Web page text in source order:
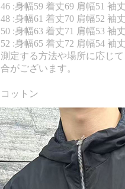
46 :身幅59 着丈69 肩幅51 袖丈
48 :身幅61 着丈70 肩幅52 袖丈
50 :身幅63 着丈71 肩幅53 袖丈
52 :身幅65 着丈72 肩幅54 袖丈
測定する方法や場所に応じ
合がございます。
コットン